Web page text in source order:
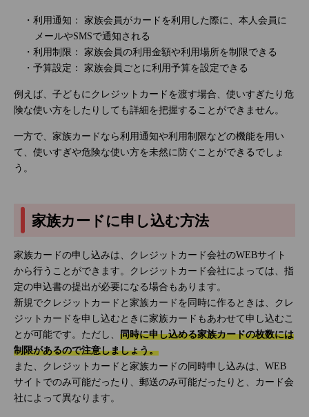
・利用通知： 家族会員がカードを利用した際に、本人会員に
メールやSMSで通知される
・利用制限： 家族会員の利用金額や利用場所を制限できる
・予算設定： 家族会員ごとに利用予算を設定できる
例えば、子どもにクレジットカードを渡す場合、使いすぎたり危
険な使い方をしたりしても詳細を把握することができません。
一方で、家族カードなら利用通知や利用制限などの機能を用い
て、使いすぎや危険な使い方を未然に防ぐことができるでしょ
う。
家族カードに申し込む方法
家族カードの申し込みは、クレジットカード会社のWEBサイト
から行うことができます。クレジットカード会社によっては、指
定の申込書の提出が必要になる場合もあります。
新規でクレジットカードと家族カードを同時に作るときは、クレ
ジットカードを申し込むときに家族カードもあわせて申し込むこ
とが可能です。ただし、 同時に申し込める家族カードの枚数には
制限があるので注意しましょう。
また、クレジットカードと家族カードの同時申し込みは、WEB
サイトでのみ可能だったり、郵送のみ可能だったりと、カード会
社によって異なります。